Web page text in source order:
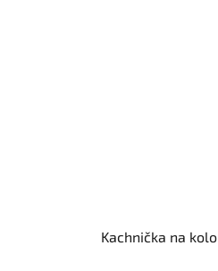
Kachnička na kolo